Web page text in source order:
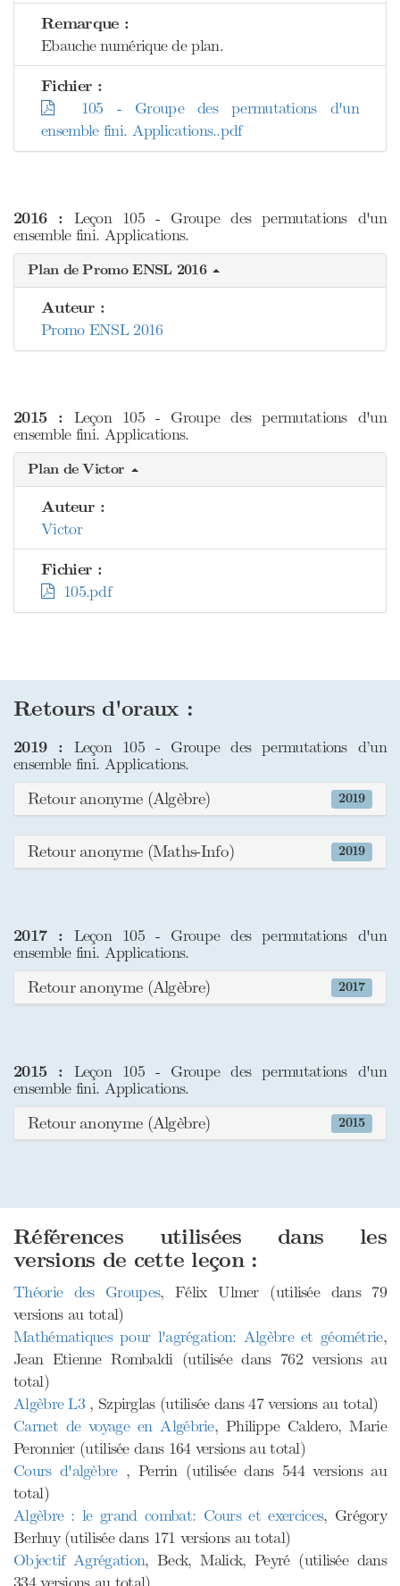
Remarque :
Ebauche numérique de plan.
Fichier :
105 - Groupe des permutations d'un
ensemble fini. Applications..pdf
2016 : Leçon 105 - Groupe des permutations d'un
ensemble fini. Applications.
Plan de Promo ENSL 2016
Auteur :
Promo ENSL 2016
2015 : Leçon 105 - Groupe des permutations d'un
ensemble fini. Applications.
Plan de Victor
Auteur :
Victor
Fichier :
105.pdf
Retours d'oraux :
2019 : Leçon 105 - Groupe des permutations d’un
ensemble fini. Applications.
2019
Retour anonyme (Algèbre)
2019
Retour anonyme (Maths-Info)
2017 : Leçon 105 - Groupe des permutations d'un
ensemble fini. Applications.
2017
Retour anonyme (Algèbre)
2015 : Leçon 105 - Groupe des permutations d'un
ensemble fini. Applications.
2015
Retour anonyme (Algèbre)
Références utilisées dans les
versions de cette leçon :
Théorie des Groupes, Félix Ulmer (utilisée dans 79
versions au total)
Mathématiques pour l'agrégation: Algèbre et géométrie,
Jean Etienne Rombaldi (utilisée dans 762 versions au
total)
Algèbre L3 , Szpirglas (utilisée dans 47 versions au total)
Carnet de voyage en Algébrie, Philippe Caldero, Marie
Peronnier (utilisée dans 164 versions au total)
Cours d'algèbre , Perrin (utilisée dans 544 versions au
total)
Algèbre : le grand combat: Cours et exercices, Grégory
Berhuy (utilisée dans 171 versions au total)
Objectif Agrégation, Beck, Malick, Peyré (utilisée dans